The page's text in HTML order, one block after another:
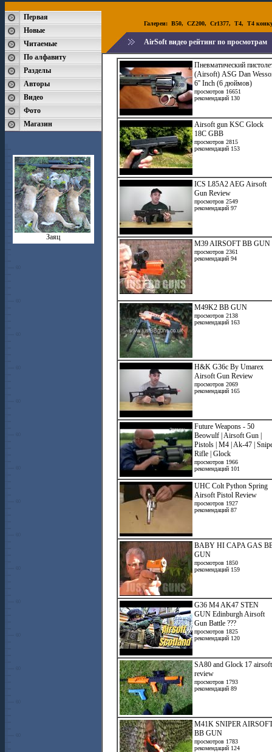
Первая
Новые
Читаемые
По алфавиту
Разделы
Авторы
Видео
Фото
Магазин
Заяц
Галереи: B50, CZ200, Cr1377, T4, T4
AirSoft видео рейтинг по просмотрам
Пневматический
(Airsoft) ASG Dan
6'' Inch (6 дюймов)
просмотров 16651
рекомендаций 130
Airsoft gun KSC Glock
18C GBB
просмотров 2815
рекомендаций 153
ICS L85A2 AEG Airsoft
Gun Review
просмотров 2549
рекомендаций 97
M39 AIRSOFT BB GUN
просмотров 2361
рекомендаций 94
M49K2 BB GUN
просмотров 2138
рекомендаций 163
H&K G36c By Umarex
Airsoft Gun Review
просмотров 2069
рекомендаций 165
Future Weapons - 50
Beowulf | Airsoft Gun |
Pistols | M4 | Ak-47 |
Rifle | Glock
просмотров 1966
рекомендаций 101
UHC Colt Python Spring
Airsoft Pistol Review
просмотров 1927
рекомендаций 87
BABY HI CAPA GAS
GUN
просмотров 1850
рекомендаций 159
G36 M4 AK47 STEN
GUN Edinburgh Airsoft
Gun Battle ???
просмотров 1825
рекомендаций 120
SA80 and Glock 17 airsoft
review
просмотров 1793
рекомендаций 89
M41K SNIPER
BB GUN
просмотров 1783
рекомендаций 124